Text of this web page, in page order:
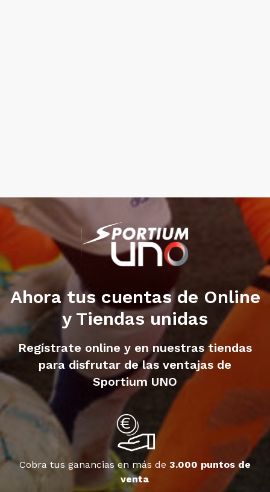
Ahora tus cuentas de Online
y Tiendas unidas
Regístrate online y en nuestras tiendas
para disfrutar de las ventajas de
Sportium UNO
Cobra tus ganancias en más de 3.000 puntos de
venta